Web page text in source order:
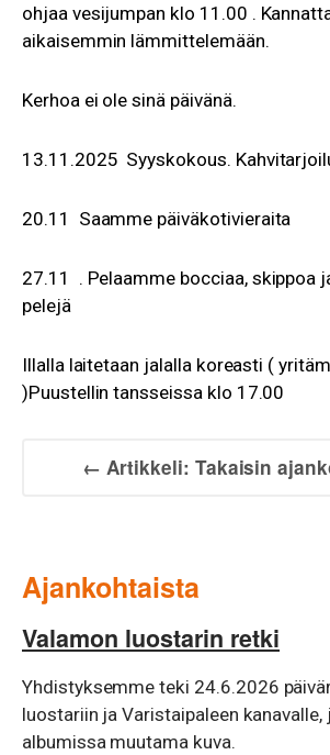
ohjaa vesijumpan klo 11.00 .
aikaisemmin lämmittelemään.
Kerhoa ei ole sinä päivänä.
13.11.2025 Syyskokous.
20.11 Saamme päiväkotivieraita
27.11 . Pelaamme bocciaa, skippoa
pelejä
Illalla laitetaan jalalla koreasti (
)Puustellin tansseissa klo 17.00
← Artikkeli: Takaisin
Ajankohtaista
Valamon luostarin retki
Yhdistyksemme teki 24.6.2026
luostariin ja Varistaipaleen kanavalle,
albumissa muutama kuva.